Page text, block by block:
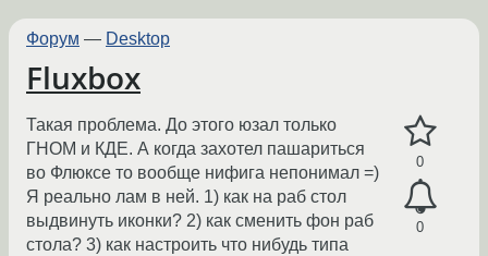
Форум — Desktop
Fluxbox
0
0
Такая проблема. До этого юзал только
ГНОМ и КДЕ. А когда захотел пашариться
во Флюксе то вообще нифига непонимал =)
Я реально лам в ней. 1) как на раб стол
выдвинуть иконки? 2) как сменить фон раб
стола? 3) как настроить что нибудь типа